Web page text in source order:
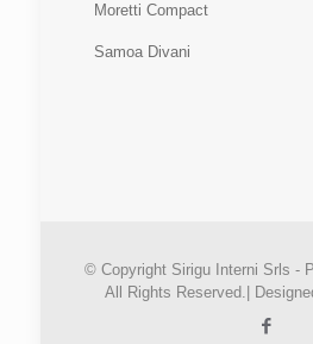
Moretti Compact
Samoa Divani
© Copyright Sirigu Interni Srls -
All Rights Reserved.|